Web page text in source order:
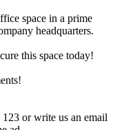
space in a prime
headquarters.
this space today!
or write us an email